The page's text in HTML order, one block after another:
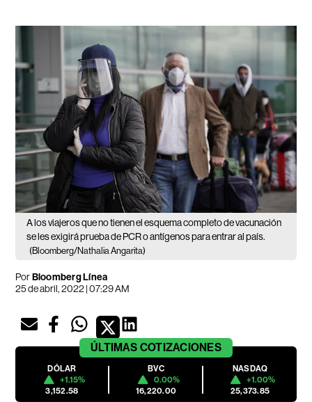
A los viajeros que no tienen el esquema completo de vacunación
se les exigirá prueba de PCR o antígenos para entrar al país.
(Bloomberg/Nathalia Angarita)
PorBloomberg Línea
25 de abril, 2022 | 07:29 AM
ÚLTIMAS COTIZACIONES
DÓLAR
+1.15%
3,152.58
BVC
0.00%
16,220.00
NASDAQ
+1.00%
25,373.85